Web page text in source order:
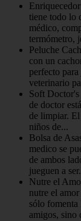
tiene todo lo
médico,
termómetro,
Peluche
con un
perfecto
veterinario
Soft
de doctor
de limpiar.
niños de...
Bolsa de
medico se
de ambos
jueguen a
Nutre el
nutre el
sólo fomenta
amigos, sino